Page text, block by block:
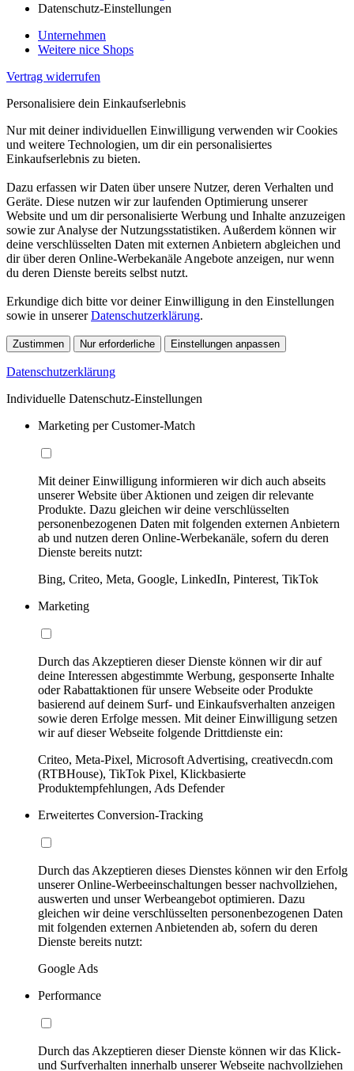
Datenschutz-Einstellungen
Unternehmen
Weitere nice Shops
Vertrag widerrufen
Personalisiere dein Einkaufserlebnis
Nur mit deiner individuellen Einwilligung verwenden wir Cookies
und weitere Technologien, um dir ein personalisiertes
Einkaufserlebnis zu bieten.
Dazu erfassen wir Daten über unsere Nutzer, deren Verhalten und
Geräte. Diese nutzen wir zur laufenden Optimierung unserer
Website und um dir personalisierte Werbung und Inhalte anzuzeigen
sowie zur Analyse der Nutzungsstatistiken. Außerdem können wir
deine verschlüsselten Daten mit externen Anbietern abgleichen und
dir über deren Online-Werbekanäle Angebote anzeigen, nur wenn
du deren Dienste bereits selbst nutzt.
Erkundige dich bitte vor deiner Einwilligung in den Einstellungen
sowie in unsererDatenschutzerklärung.
Zustimmen Nur erforderliche Einstellungen anpassen
Datenschutzerklärung
Individuelle Datenschutz-Einstellungen
Marketing per Customer-Match
Mit deiner Einwilligung informieren wir dich auch abseits
unserer Website über Aktionen und zeigen dir relevante
Produkte. Dazu gleichen wir deine verschlüsselten
personenbezogenen Daten mit folgenden externen Anbietern
ab und nutzen deren Online-Werbekanäle, sofern du deren
Dienste bereits nutzt:
Bing, Criteo, Meta, Google, LinkedIn, Pinterest, TikTok
Marketing
Durch das Akzeptieren dieser Dienste können wir dir auf
deine Interessen abgestimmte Werbung, gesponserte Inhalte
oder Rabattaktionen für unsere Webseite oder Produkte
basierend auf deinem Surf- und Einkaufsverhalten anzeigen
sowie deren Erfolge messen. Mit deiner Einwilligung setzen
wir auf dieser Webseite folgende Drittdienste ein:
Criteo, Meta-Pixel, Microsoft Advertising, creativecdn.com
(RTBHouse), TikTok Pixel, Klickbasierte
Produktempfehlungen, Ads Defender
Erweitertes Conversion-Tracking
Durch das Akzeptieren dieses Dienstes können wir den Erfolg
unserer Online-Werbeeinschaltungen besser nachvollziehen,
auswerten und unser Werbeangebot optimieren. Dazu
gleichen wir deine verschlüsselten personenbezogenen Daten
mit folgenden externen Anbietenden ab, sofern du deren
Dienste bereits nutzt:
Google Ads
Performance
Durch das Akzeptieren dieser Dienste können wir das Klick-
und Surfverhalten innerhalb unserer Webseite nachvollziehen